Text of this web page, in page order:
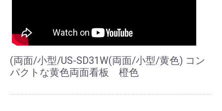
(両面/小型/US-SD31W(両面/小型/黄色) コン
パクトな黄色両面看板 橙色